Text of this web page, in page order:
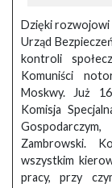
Dzięki rozwojowi
Urząd
kontroli
Komuniści
Moskwy. Już
Komisja
Zambrowski.
wszystkim
pracy, przy